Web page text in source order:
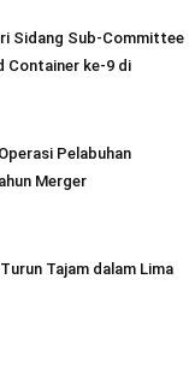
Sidang Sub-Committee
Container ke-9 di
Pelabuhan
Merger
Tajam dalam Lima